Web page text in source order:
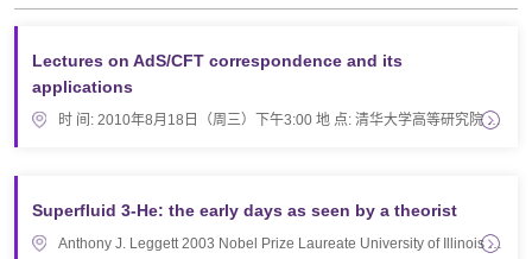
Lectures on AdS/CFT correspondence and its
applications
时 间: 2010年8月18日（周三）下午3:00 地 点: 清华大学高等研究院 科学馆213报告厅 题 目: Lectures on …
Superfluid 3-He: the early days as seen by a theorist
Anthony J. Leggett 2003 Nobel Prize Laureate University of Illinois at Urbana-Champaign 8 月17日…